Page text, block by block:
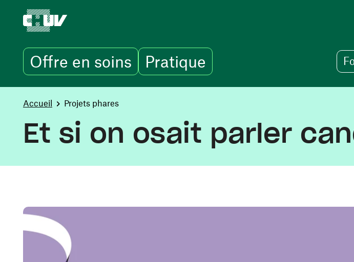
Offre en soins Pratique
You are here:
Accueil Projets phares
Et si on osait parler